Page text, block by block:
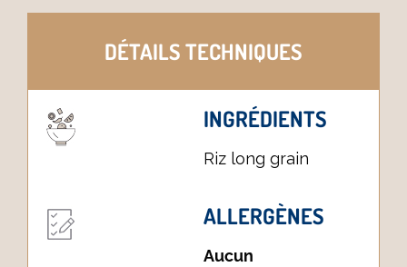
DÉTAILS TECHNIQUES
INGRÉDIENTS
Riz long grain
ALLERGÈNES
Aucun